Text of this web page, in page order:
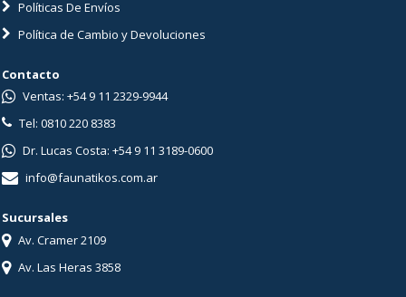
Políticas De Envíos
Política de Cambio y Devoluciones
Contacto
Ventas: +54 9 11 2329-9944
Tel: 0810 220 8383
Dr. Lucas Costa: +54 9 11 3189-0600
info@faunatikos.com.ar
Sucursales
Av. Cramer 2109
Av. Las Heras 3858